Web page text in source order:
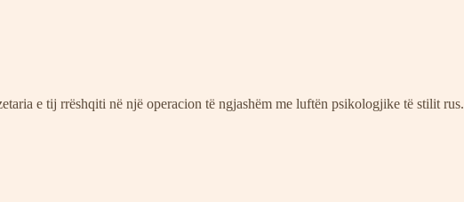
e tij rrëshqiti në një operacion të ngjashëm me luftën psikologjike të stilit rus.